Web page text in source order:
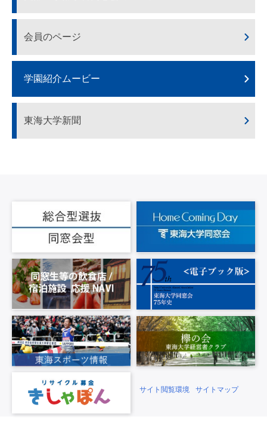
会員のページ
学園紹介ムービー
東海大学新聞
サイト閲覧環境 サイトマップ